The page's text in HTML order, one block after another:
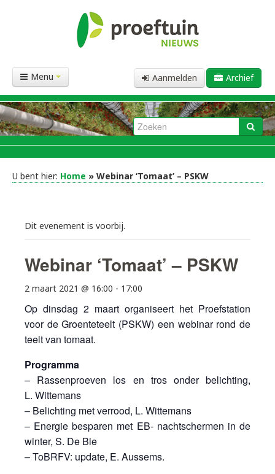
Aanmelden Archief
Menu
U bent hier: Home » Webinar ‘Tomaat’ – PSKW
Dit evenement is voorbij.
Webinar ‘Tomaat’ – PSKW
2 maart 2021 @ 16:00 - 17:00
Op dinsdag 2 maart organiseert het Proefstation
voor de Groenteteelt (PSKW) een webinar rond de
teelt van tomaat.
Programma
– Rassenproeven los en tros onder belichting,
L. Wittemans
– Belichting met verrood, L. Wittemans
– Energie besparen met EB- nachtschermen in de
winter, S. De Bie
– ToBRFV: update, E. Aussems.